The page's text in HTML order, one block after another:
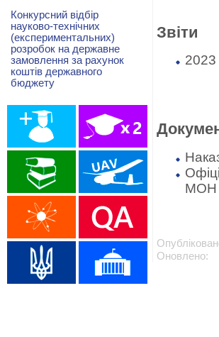
Звіти
2023
МОН
Оновлено:
Конкурсний відбір
науково-технічних
(експериментальних)
розробок на державне
замовлення за рахунок
коштів державного
бюджету